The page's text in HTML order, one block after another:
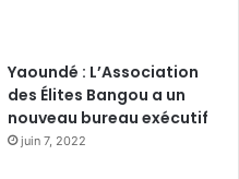
Yaoundé : L’Association
des Élites Bangou a un
nouveau bureau exécutif
juin 7, 2022